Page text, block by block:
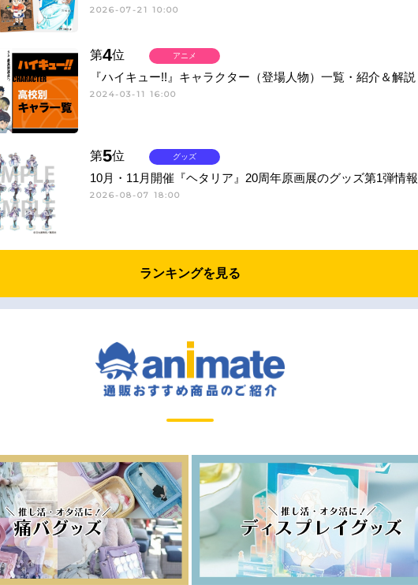
2026-07-21 10:00
第4位
『ハイキュー!!』キャラクター（登場人物）一覧・紹介＆解説
2024-03-11 16:00
アニメ
第5位
10月・11月開催『ヘタリア』20周年原画展のグッズ第1弾情報
2026-08-07 18:00
グッズ
ランキングを見る
TVアニメ『戦隊大失格』
radio 大直会 2nd season